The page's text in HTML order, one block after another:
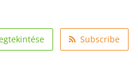
Subscribe